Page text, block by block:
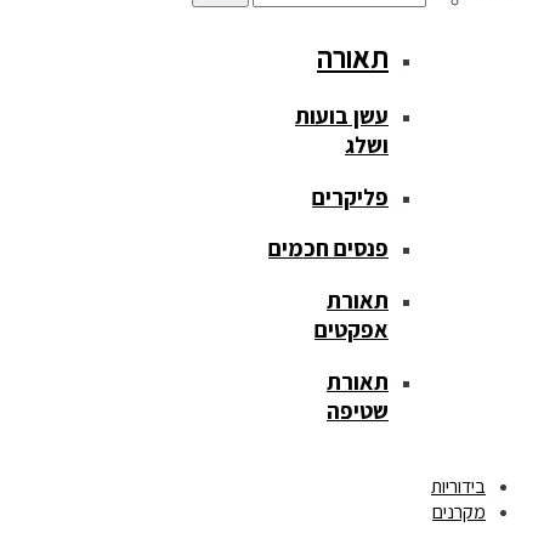
תאורה
עשן בועות
ושלג
פליקרים
פנסים חכמים
תאורת
אפקטים
תאורת
שטיפה
בידוריות
מקרנים